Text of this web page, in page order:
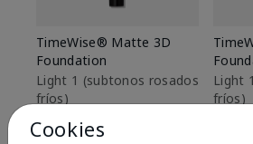
TimeWise® Matte 3D
Foundation
Light 1​ (subtonos rosados
fríos)
Light
fríos)
Cookies